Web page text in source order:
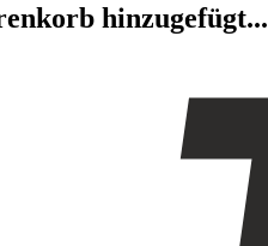
hinzugefügt...